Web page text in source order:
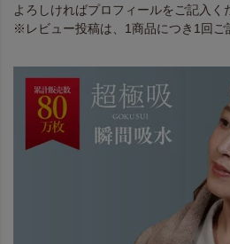
よろしければプロフィールをご記入く
※レビュー投稿は、1商品につき1回ご